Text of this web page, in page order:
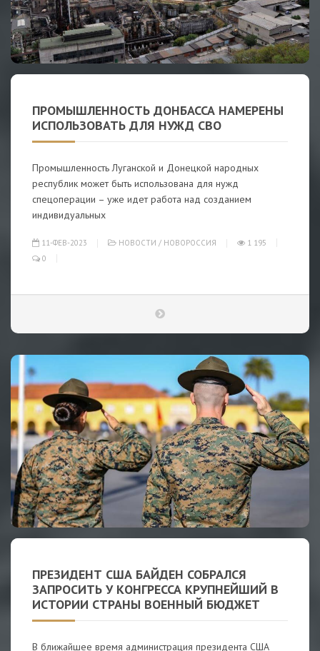
ПРОМЫШЛЕННОСТЬ ДОНБАССА НАМЕРЕНЫ
ИСПОЛЬЗОВАТЬ ДЛЯ НУЖД СВО
Промышленность Луганской и Донецкой народных
республик может быть использована для нужд
спецоперации – уже идет работа над созданием
индивидуальных
11-ФЕВ-2023 НОВОСТИ / НОВОРОССИЯ
1 195
0
ПРЕЗИДЕНТ США БАЙДЕН СОБРАЛСЯ
ЗАПРОСИТЬ У КОНГРЕССА КРУПНЕЙШИЙ В
ИСТОРИИ СТРАНЫ ВОЕННЫЙ БЮДЖЕТ
В ближайшее время администрация президента США